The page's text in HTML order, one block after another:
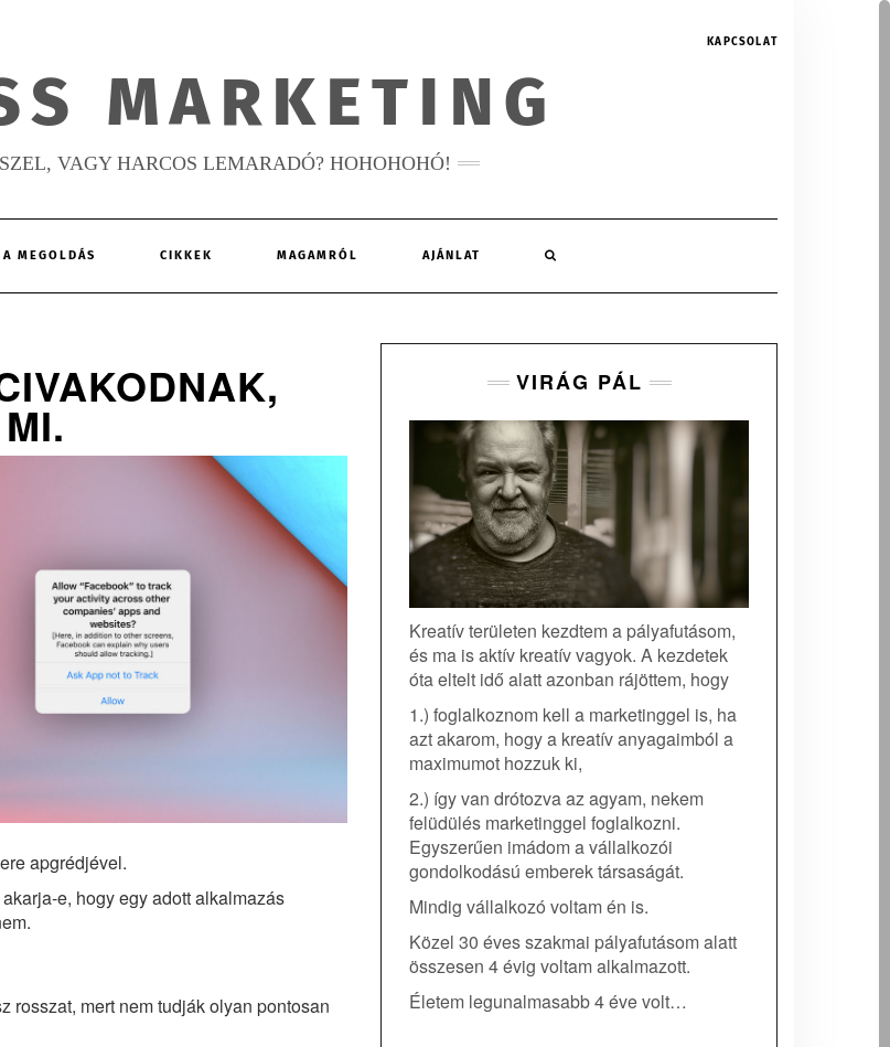
KAPCSOLAT
MARKETING
VAGY HARCOS LEMARADÓ? HOHOHOHÓ!
A MEGOLDÁS CIKKEK MAGAMRÓL AJÁNLAT
apgrédjével.
e, hogy egy adott alkalmazás
rosszat, mert nem tudják olyan pontosan
VIRÁG PÁL
Kreatív területen kezdtem a pályafutásom,
és ma is aktív kreatív vagyok. A kezdetek
óta eltelt idő alatt azonban rájöttem, hogy
1.) foglalkoznom kell a marketinggel is, ha
azt akarom, hogy a kreatív anyagaimból a
maximumot hozzuk ki,
2.) így van drótozva az agyam, nekem
felüdülés marketinggel foglalkozni.
Egyszerűen imádom a vállalkozói
gondolkodású emberek társaságát.
Mindig vállalkozó voltam én is.
Közel 30 éves szakmai pályafutásom alatt
összesen 4 évig voltam alkalmazott.
Életem legunalmasabb 4 éve volt…